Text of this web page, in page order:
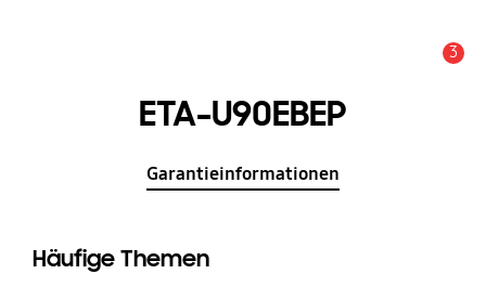
3
ETA-U90EBEP
Garantieinformationen
Häufige Themen